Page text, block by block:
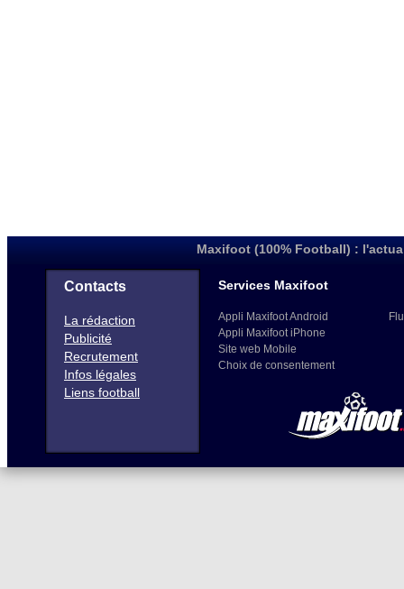
Maxifoot (100% Football) :
Contacts
La rédaction
Publicité
Recrutement
Infos légales
Liens football
Services Maxifoot
Appli Maxifoot Android
Appli Maxifoot iPhone
Site web Mobile
Choix de consentement